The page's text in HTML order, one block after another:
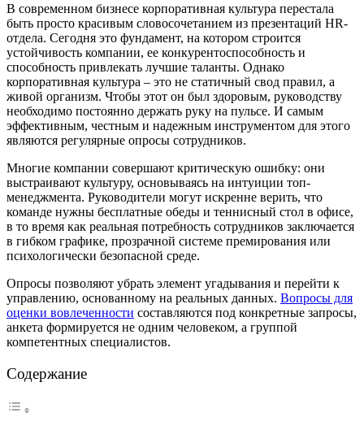
В современном бизнесе корпоративная культура перестала
быть просто красивым словосочетанием из презентаций HR-
отдела. Сегодня это фундамент, на котором строится
устойчивость компании, ее конкурентоспособность и
способность привлекать лучшие таланты. Однако
корпоративная культура – это не статичный свод правил, а
живой организм. Чтобы этот он был здоровым, руководству
необходимо постоянно держать руку на пульсе. И самым
эффективным, честным и надежным инструментом для этого
являются регулярные опросы сотрудников.
Многие компании совершают критическую ошибку: они
выстраивают культуру, основываясь на интуиции топ-
менеджмента. Руководители могут искренне верить, что
команде нужны бесплатные обеды и теннисный стол в офисе,
в то время как реальная потребность сотрудников заключается
в гибком графике, прозрачной системе премирования или
психологически безопасной среде.
Опросы позволяют убрать элемент угадывания и перейти к
управлению, основанному на реальных данных. Вопросы для
оценки вовлеченности составляются под конкретные запросы,
анкета формируется не одним человеком, а группой
компетентных специалистов.
Содержание